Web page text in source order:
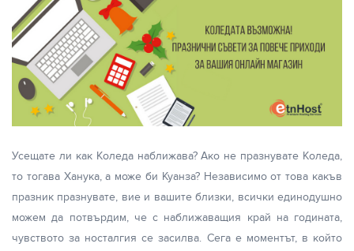
Усещате ли как Коледа наближава? Ако не празнувате Коледа,
то тогава Ханука, а може би Куанза? Независимо от това какъв
празник празнувате, вие и вашите близки, всички единодушно
можем да потвърдим, че с наближаващия край на годината,
чувството за носталгия се засилва. Сега е моментът, в който